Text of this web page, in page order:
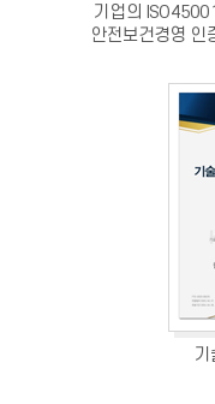
기업의 ISO45001
안전보건경영 인
기